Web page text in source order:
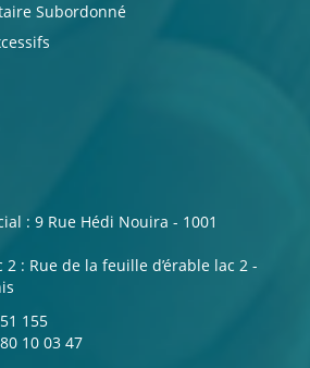
Subordonné
: 9 Rue Hédi Nouira - 1001
2 : Rue de la feuille d’érable lac 2 -
155
10 03 47